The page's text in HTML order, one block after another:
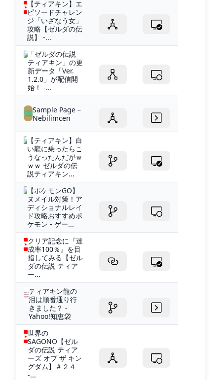
【ティアキン】エ
ピソードチャレン
ジ「いざなう女」
攻略【ゼルダの伝
説】 -...
「ゼルダの伝説
ティアキン」の更
新データ「Ver.
1.2.0」が配信開
始！ -...
Sample Page –
Nebilimcen
【ティアキン】白
い龍に乗ったらこ
うなったんだがｗ
ｗｗ ゼルダの伝
説ティアキン...
【ポケモンGO】
ヌメイル対策！ア
ディショナルレイ
ド攻略おすすめポ
ケモン - ゲー...
クリア記念に『達
成率100％』を目
指してみる【ゼル
ダの伝説 ティア
ー...
ティアキン龍の
泪は順番通り行
きました？ -
Yahoo!知恵袋
世界の
SAGONO【ゼル
ダの伝説 ティア
ーズ オブ ザ キン
グダム】＃２４
-...